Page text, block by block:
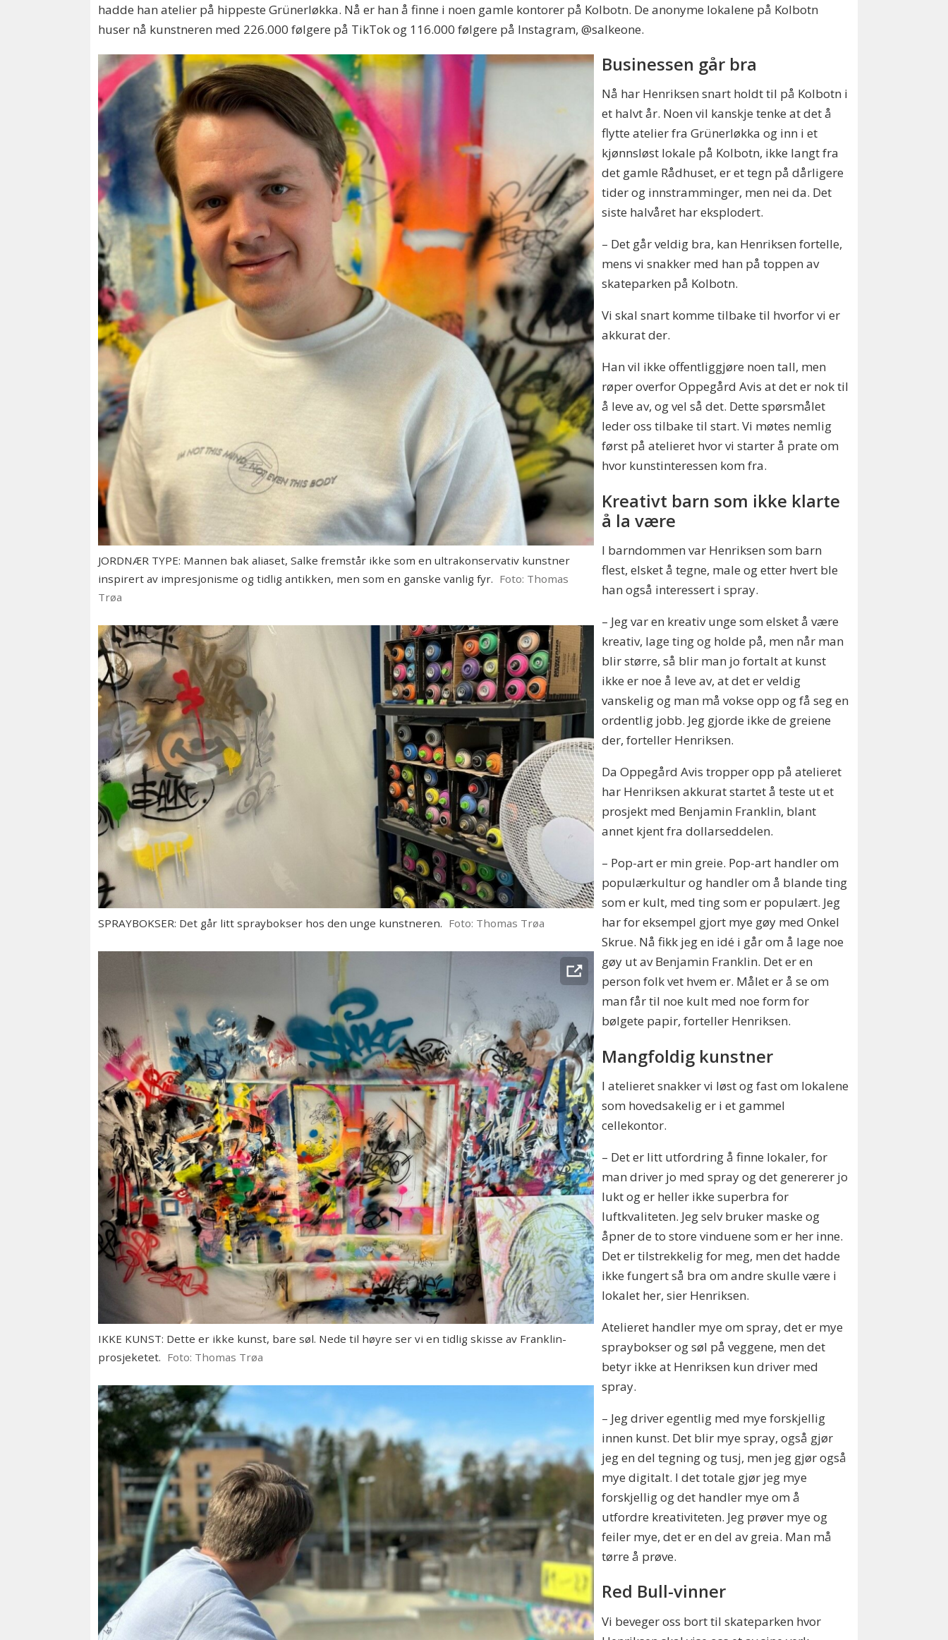
hadde han atelier på hippeste Grünerløkka. Nå er han å finne i noen gamle kontorer på Kolbotn. De anonyme lokalene på Kolbotn
huser nå kunstneren med 226.000 følgere på TikTok og 116.000 følgere på Instagram, @salkeone.
JORDNÆR TYPE: Mannen bak aliaset, Salke fremstår ikke som en ultrakonservativ kunstner
inspirert av impresjonisme og tidlig antikken, men som en ganske vanlig fyr. Foto: Thomas
Trøa
Businessen går bra
Nå har Henriksen snart holdt til på Kolbotn i
et halvt år. Noen vil kanskje tenke at det å
flytte atelier fra Grünerløkka og inn i et
kjønnsløst lokale på Kolbotn, ikke langt fra
det gamle Rådhuset, er et tegn på dårligere
tider og innstramminger, men nei da. Det
siste halvåret har eksplodert.
– Det går veldig bra, kan Henriksen fortelle,
mens vi snakker med han på toppen av
skateparken på Kolbotn.
Vi skal snart komme tilbake til hvorfor vi er
akkurat der.
Han vil ikke offentliggjøre noen tall, men
røper overfor Oppegård Avis at det er nok til
å leve av, og vel så det. Dette spørsmålet
leder oss tilbake til start. Vi møtes nemlig
først på atelieret hvor vi starter å prate om
hvor kunstinteressen kom fra.
SPRAYBOKSER: Det går litt spraybokser hos den unge kunstneren. Foto: Thomas Trøa
Kreativt barn som ikke klarte
å la være
I barndommen var Henriksen som barn
flest, elsket å tegne, male og etter hvert ble
han også interessert i spray.
– Jeg var en kreativ unge som elsket å være
kreativ, lage ting og holde på, men når man
blir større, så blir man jo fortalt at kunst
ikke er noe å leve av, at det er veldig
vanskelig og man må vokse opp og få seg en
ordentlig jobb. Jeg gjorde ikke de greiene
der, forteller Henriksen.
Da Oppegård Avis tropper opp på atelieret
har Henriksen akkurat startet å teste ut et
prosjekt med Benjamin Franklin, blant
annet kjent fra dollarseddelen.
IKKE KUNST: Dette er ikke kunst, bare søl. Nede til høyre ser vi en tidlig skisse av Franklin-
prosjeketet. Foto: Thomas Trøa
– Pop-art er min greie. Pop-art handler om
populærkultur og handler om å blande ting
som er kult, med ting som er populært. Jeg
har for eksempel gjort mye gøy med Onkel
Skrue. Nå fikk jeg en idé i går om å lage noe
gøy ut av Benjamin Franklin. Det er en
person folk vet hvem er. Målet er å se om
man får til noe kult med noe form for
bølgete papir, forteller Henriksen.
Mangfoldig kunstner
I atelieret snakker vi løst og fast om lokalene
som hovedsakelig er i et gammel
cellekontor.
– Det er litt utfordring å finne lokaler, for
man driver jo med spray og det genererer jo
lukt og er heller ikke superbra for
luftkvaliteten. Jeg selv bruker maske og
åpner de to store vinduene som er her inne.
Det er tilstrekkelig for meg, men det hadde
ikke fungert så bra om andre skulle være i
lokalet her, sier Henriksen.
Atelieret handler mye om spray, det er mye
spraybokser og søl på veggene, men det
betyr ikke at Henriksen kun driver med
spray.
– Jeg driver egentlig med mye forskjellig
innen kunst. Det blir mye spray, også gjør
jeg en del tegning og tusj, men jeg gjør også
mye digitalt. I det totale gjør jeg mye
forskjellig og det handler mye om å
utfordre kreativiteten. Jeg prøver mye og
feiler mye, det er en del av greia. Man må
tørre å prøve.
Red Bull-vinner
Vi beveger oss bort til skateparken hvor